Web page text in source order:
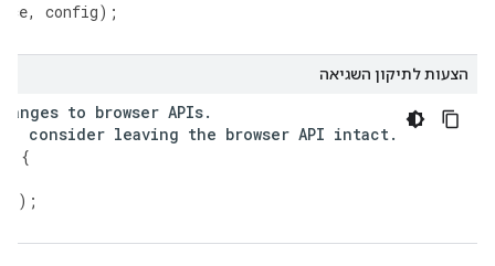
, config);
הצעות לתיקון השגיאה
to browser APIs.
consider leaving the browser API intact.
{
);